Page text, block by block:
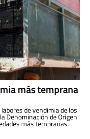
más temprana
de vendimia de los
Denominación de Origen
más tempranas.